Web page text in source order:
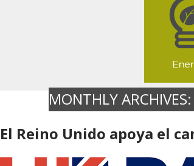
MONTHLY ARCHIVES:
El Reino Unido apoya el